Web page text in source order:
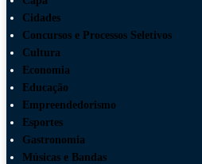
Cidades
Concursos e Processos Seletivos
Cultura
Economia
Educação
Empreendedorismo
Esportes
Gastronomia
Músicas e Bandas